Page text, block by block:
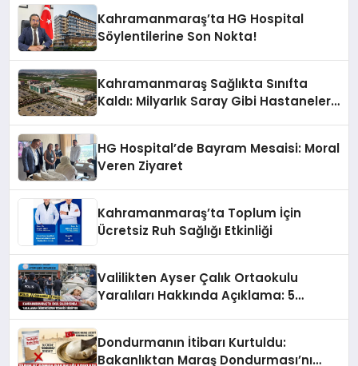
Kahramanmaraş’ta HG Hospital
Söylentilerine Son Nokta!
Kahramanmaraş Sağlıkta Sınıfta
Kaldı: Milyarlık Saray Gibi Hastaneler
HG Hospital’de Bayram Mesaisi: Moral
Veren Ziyaret
Kahramanmaraş’ta Toplum İçin
Ücretsiz Ruh Sağlığı Etkinliği
Valilikten Ayser Çalık Ortaokulu
Yaralıları Hakkında Açıklama: 5
Dondurmanın İtibarı Kurtuldu:
Bakanlıktan Maraş Dondurması’nı